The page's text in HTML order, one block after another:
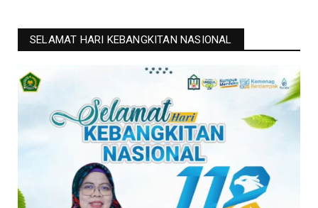
SELAMAT HARI KEBANGKITAN NASIONAL